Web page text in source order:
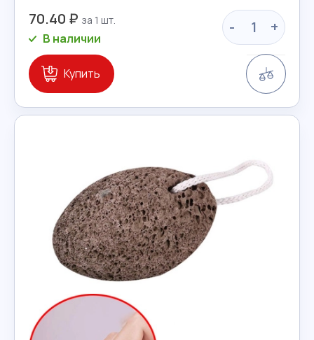
70.40 ₽ - +
В наличии
Купить